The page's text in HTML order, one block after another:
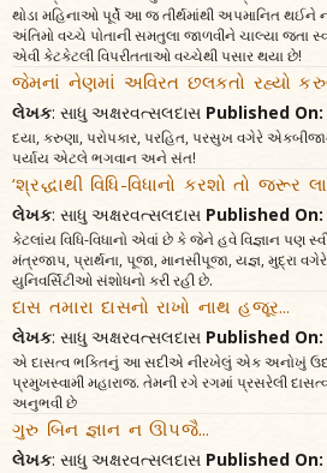
થોડા મહિનાઓ પૂર્વે આ જ તીર્થમાંથી અપમાનિત
અંતિમો વચ્ચે પોતાની સમતુલા જાળવીને ચાલ્યા જતા
એવી કેટકેટલી વિપરીતતાઓ વચ્ચેથી પસાર થયા છે!
જેમનાં નેણમાં અવિરત છલકતો રહ્યો
લેખક: સાધુ અક્ષરવત્સલદાસ Published On:
દયા, કરુણા, પરોપકાર, પરહિત, પરસુખ વગેરે
પર્યાય એટલે ભગવાન અને સંત!
‘શ્રદ્ધાથી વિધિ-વિધાનો કરશો તો જરૂર
લેખક: સાધુ અક્ષરવત્સલદાસ Published On:
કેટલાંય વિધિ-વિધાનો એવાં છે કે જેને હવે વિજ્ઞાન પણ
મંત્રજાપ, પ્રાર્થના, પૂજા, માનસીપૂજા, યજ્ઞ, મુદ્રા
યુનિવર્સિટીઓ સંશોધનો કરી રહી છે.
દાસ તમારા દાસનો રાખો નાથ હજૂર...
લેખક: સાધુ અક્ષરવત્સલદાસ Published On:
એ દાસત્વ ભક્તિનું આ સદીએ નીરખેલું એક અનોખું
પ્રમુખસ્વામી મહારાજ. તેમની રગે રગમાં પ્રસરેલી
અનુભવી છે
ગુરુ બિન જ્ઞાન ન ઊપજૈ...
લેખક: સાધુ અક્ષરવત્સલદાસ Published On: